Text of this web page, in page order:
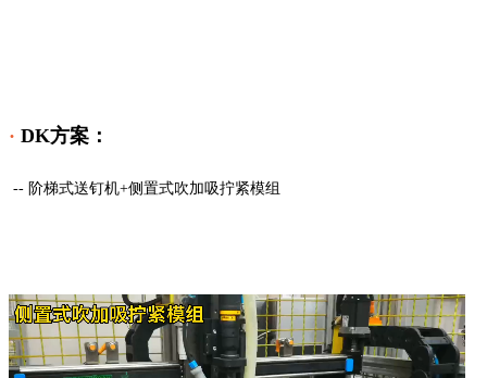
· DK方案：
-- 阶梯式送钉机+侧置式吹加吸拧紧模组